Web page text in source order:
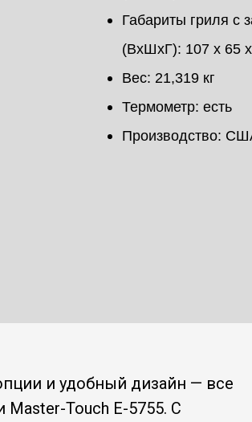
Габариты гриля c
(ВхШхГ): 107 х 65
Вес: 21,319 кг
Термометр: есть
Производство:
и удобный дизайн — все
Touch E-5755. С